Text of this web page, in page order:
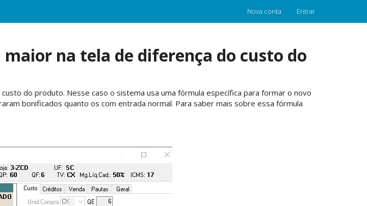
Nova conta Entrar
na tela de diferença do custo do
do produto. Nesse caso o sistema usa uma fórmula específica para formar o novo
bonificados quanto os com entrada normal. Para saber mais sobre essa fórmula